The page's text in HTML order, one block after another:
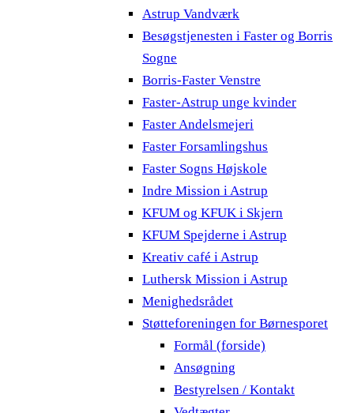
Astrup Vandværk
Besøgstjenesten i Faster og Borris
Sogne
Borris-Faster Venstre
Faster-Astrup unge kvinder
Faster Andelsmejeri
Faster Forsamlingshus
Faster Sogns Højskole
Indre Mission i Astrup
KFUM og KFUK i Skjern
KFUM Spejderne i Astrup
Kreativ café i Astrup
Luthersk Mission i Astrup
Menighedsrådet
Støtteforeningen for Børnesporet
Formål (forside)
Ansøgning
Bestyrelsen / Kontakt